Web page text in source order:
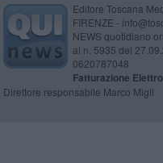
Editore Toscana
FIRENZE -
NEWS quotidiano
al n. 5935 del
0620787048
Fatturazione
Direttore responsabile Marco Migli